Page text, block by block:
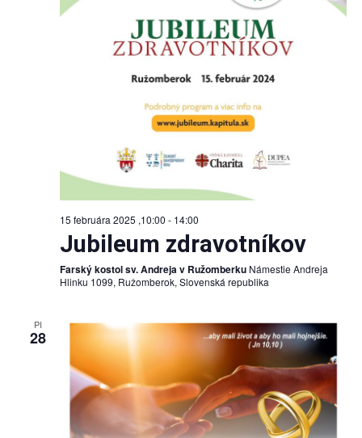
15 februára 2025 ,10:00 - 14:00
Jubileum zdravotníkov
Farský kostol sv. Andreja v Ružomberku Námestie Andreja
Hlinku 1099, Ružomberok, Slovenská republika
PI
28